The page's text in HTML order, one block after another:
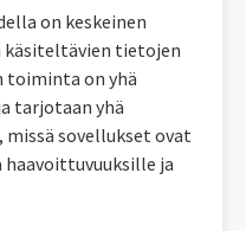
on keskeinen
tietojen
toiminta on yhä
tarjotaan yhä
sovellukset ovat
ja